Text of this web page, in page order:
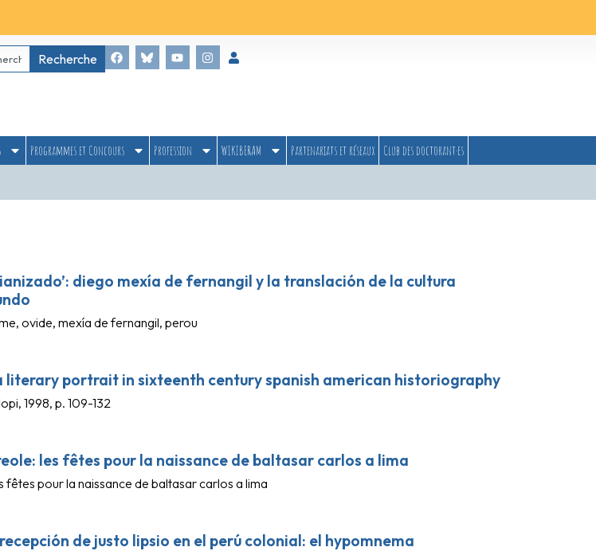
Recherche
Programmes et Concours Profession WIKIBERAM Partenariats et réseaux
Club des doctorant·es
diego mexía de fernangil y la translación de la cultura
ovide, mexía de fernangil, perou
literary portrait in sixteenth century spanish american historiography
1998, p. 109-132
les fêtes pour la naissance de baltasar carlos a lima
fêtes pour la naissance de baltasar carlos a lima
de justo lipsio en el perú colonial: el hypomnema